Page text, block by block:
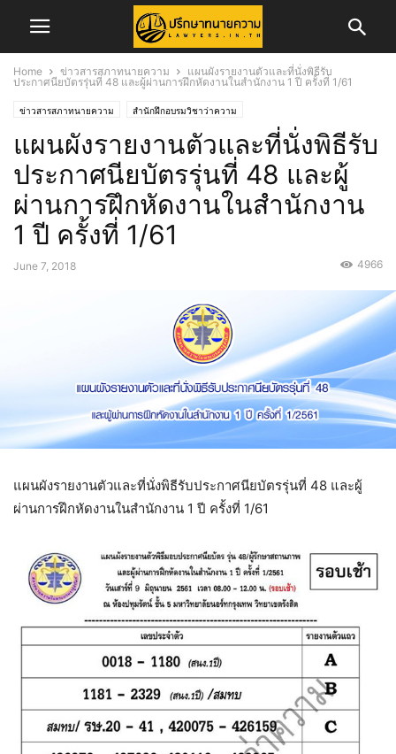
Home ข่าวสารสภาทนายความ
แผนผังรายงานตัวและที่นั่งพิธีรับ
ประกาศนียบัตรรุ่นที่ 48 และผู้ผ่านการฝึกหัดงานในสำนักงาน 1 ปี ครั้งที่ 1/61
ข่าวสารสภาทนายความ สำนักฝึกอบรมวิชาว่าความ
แผนผังรายงานตัวและที่นั่งพิธีรับ
ประกาศนียบัตรรุ่นที่ 48 และผู้
ผ่านการฝึกหัดงานในสำนักงาน
1 ปี ครั้งที่ 1/61
June 7, 2018 4966
แผนผังรายงานตัวและที่นั่งพิธีรับประกาศนียบัตรรุ่นที่ 48 และผู้
ผ่านการฝึกหัดงานในสำนักงาน 1 ปี ครั้งที่ 1/61